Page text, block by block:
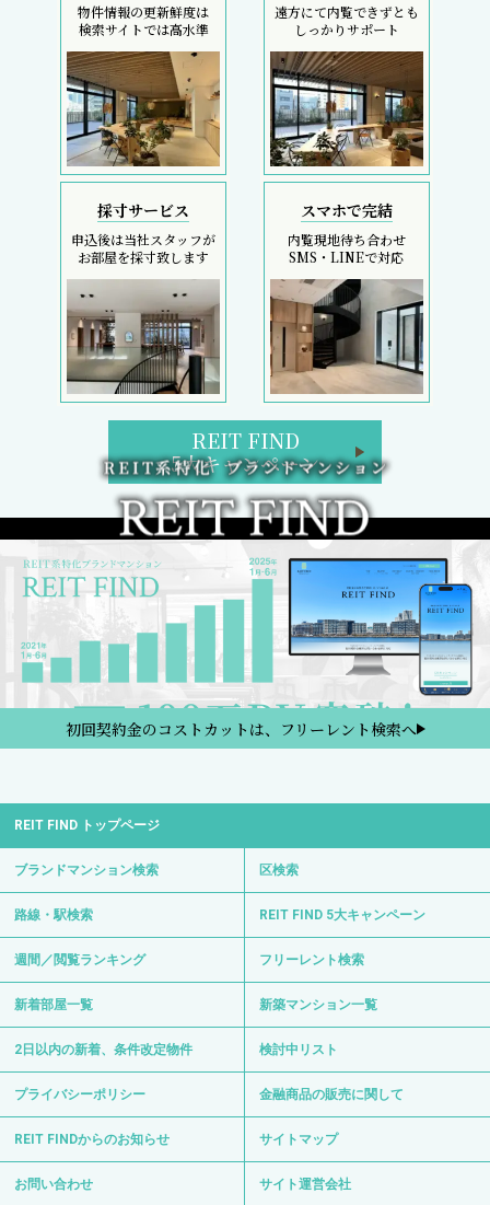
物件情報の更新鮮度は
検索サイトでは高水準
遠方にて内覧できずとも
しっかりサポート
採寸サービス
申込後は当社スタッフが
お部屋を採寸致します
スマホで完結
内覧現地待ち合わせ
SMS・LINEで対応
REIT FIND
5大キャンペーン
初回契約金のコストカットは、フリーレント検索へ
REIT FIND トップページ
ブランドマンション検索 区検索
路線・駅検索 REIT FIND 5大キャンペーン
週間／閲覧ランキング フリーレント検索
新着部屋一覧 新築マンション一覧
2日以内の新着、条件改定物件 検討中リスト
プライバシーポリシー 金融商品の販売に関して
REIT FINDからのお知らせ サイトマップ
お問い合わせ サイト運営会社